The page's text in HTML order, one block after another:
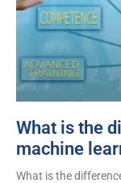
What is the
machine
What is the